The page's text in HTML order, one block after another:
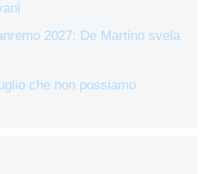
2027: De Martino svela
che non possiamo